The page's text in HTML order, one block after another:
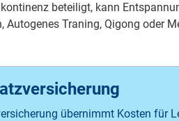
beteiligt, kann
Traning, Qigong oder
über­nimmt Kosten für